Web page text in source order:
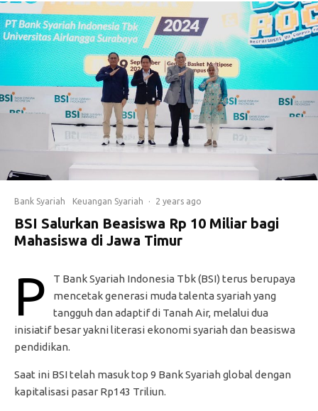
Bank Syariah Keuangan Syariah · 2 years ago
BSI Salurkan Beasiswa Rp 10 Miliar bagi
Mahasiswa di Jawa Timur
P
T Bank Syariah Indonesia Tbk (BSI) terus berupaya
mencetak generasi muda talenta syariah yang
tangguh dan adaptif di Tanah Air, melalui dua
inisiatif besar yakni literasi ekonomi syariah dan beasiswa
pendidikan.
Saat ini BSI telah masuk top 9 Bank Syariah global dengan
kapitalisasi pasar Rp143 Triliun.